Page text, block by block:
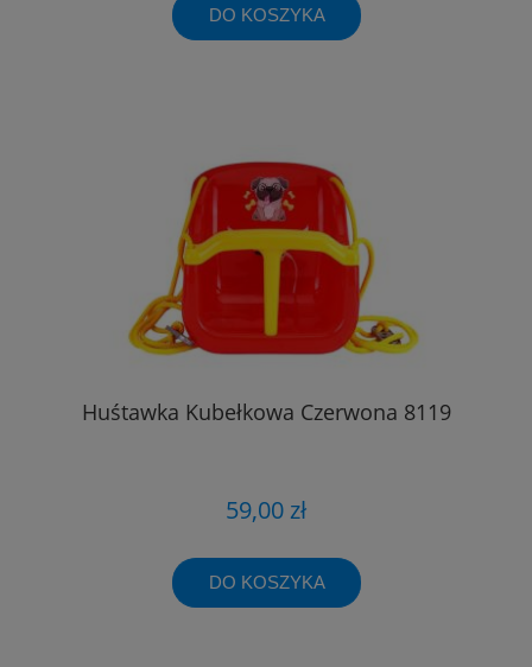
DO KOSZYKA
Huśtawka Kubełkowa Czerwona 8119
59,00 zł
DO KOSZYKA